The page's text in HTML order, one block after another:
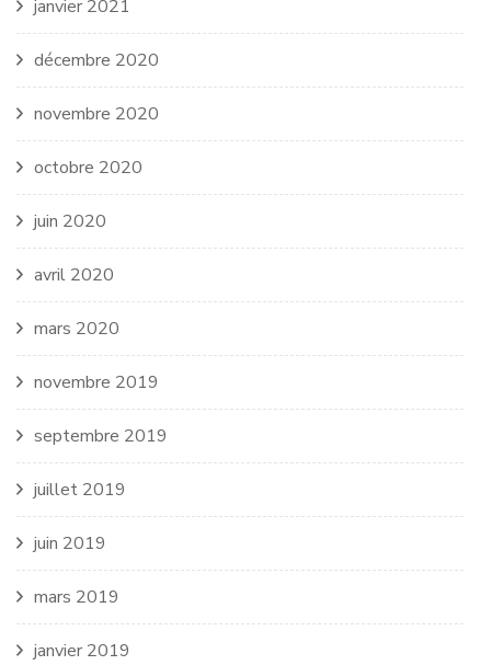
janvier 2021
décembre 2020
novembre 2020
octobre 2020
juin 2020
avril 2020
mars 2020
novembre 2019
septembre 2019
juillet 2019
juin 2019
mars 2019
janvier 2019